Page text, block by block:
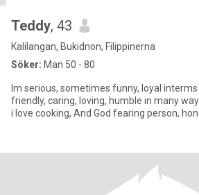
Teddy, 43
Kalilangan, Bukidnon, Filippinerna
Söker: Man 50 - 80
Im serious, sometimes funny, loyal
friendly, caring, loving, humble in many
i love cooking, And God fearing person,